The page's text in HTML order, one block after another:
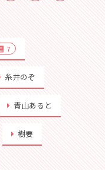
7
糸井のぞ
青山あると
樹要